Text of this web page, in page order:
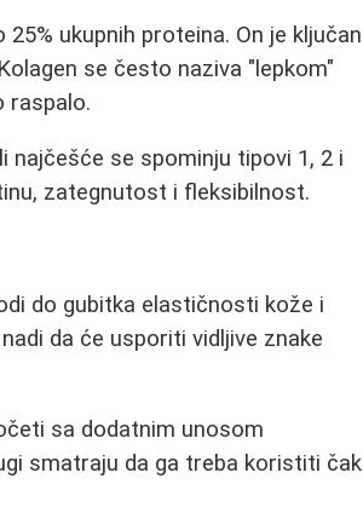
ukupnih proteina. On je ključan
se često naziva "lepkom"
raspalo.
najčešće se spominju tipovi 1, 2 i
zategnutost i fleksibilnost.
do gubitka elastičnosti kože i
da će usporiti vidljive znake
sa dodatnim unosom
smatraju da ga treba koristiti čak